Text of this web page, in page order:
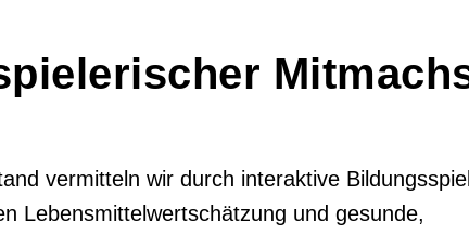
vermitteln wir durch interaktive
Lebensmittelwertschätzung und gesunde,